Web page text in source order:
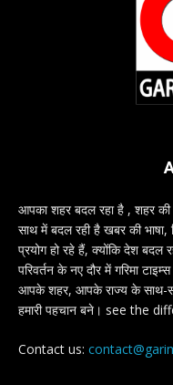
आपका शहर बदल रहा है , शहर
साथ में बदल रही है खबर की
प्रयोग हो रहे हैं, क्योंकि देश बदल
परिवर्तन के नए दौर में गरिमा
आपके शहर, आपके राज्य के साथ-
हमारी पहचान बने। see the
Contact us: